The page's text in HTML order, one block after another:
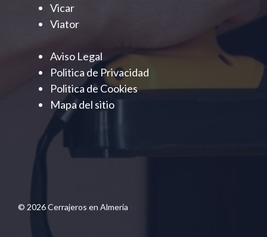
Vicar
Viator
Aviso Legal
Politica de Privacidad
Politica de Cookies
Mapa del sitio
© 2026 Cerrajeros en Almería